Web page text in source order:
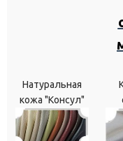
Натуральная
кожа "Консул"